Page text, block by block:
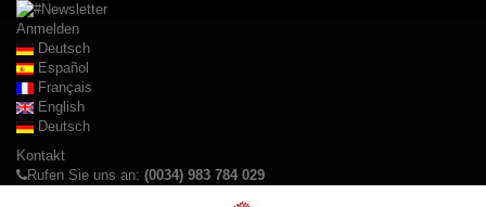
Anmelden
Deutsch
Español
Français
English
Deutsch
Kontakt
Rufen Sie uns an: (0034) 983 784 029